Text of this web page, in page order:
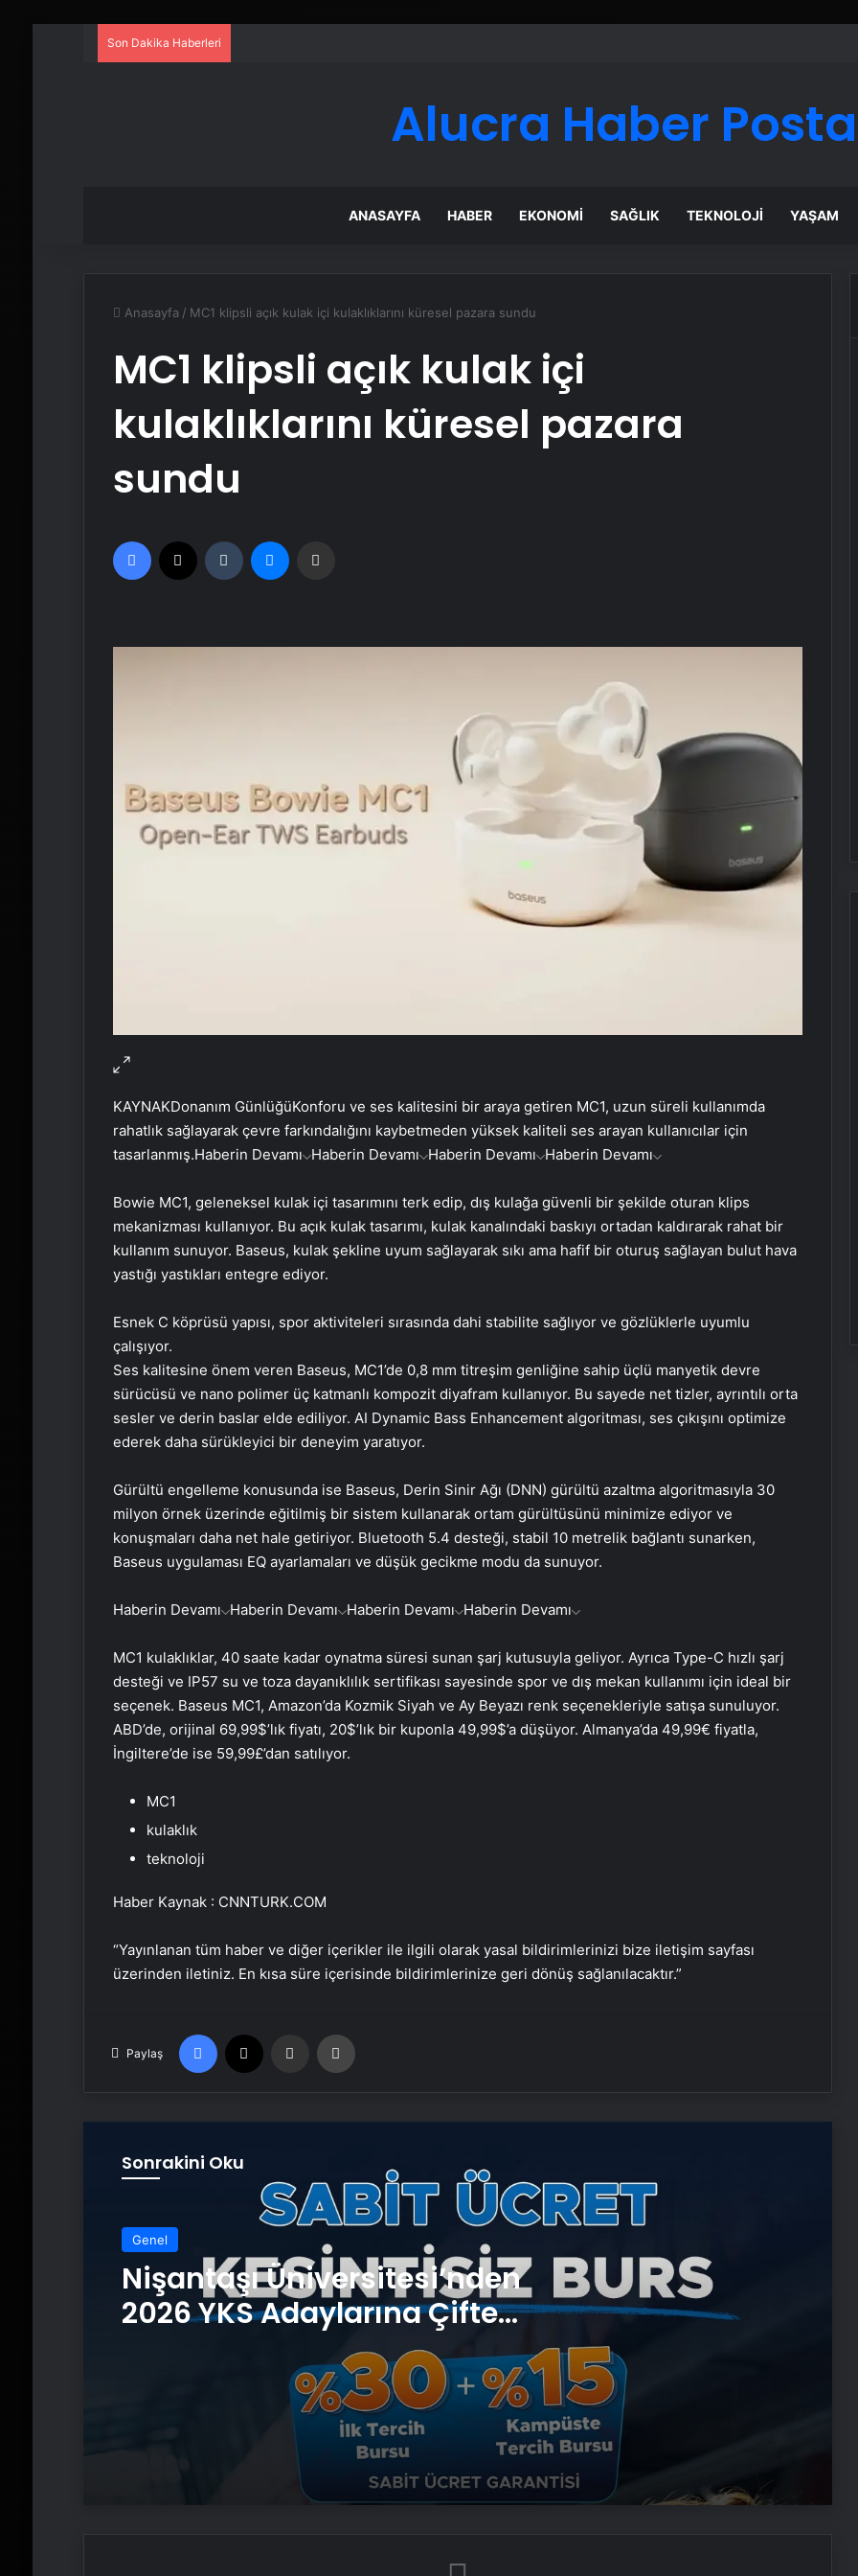
Son Dakika Haberleri
Alucra Haber
ANASAYFA HABER EKONOMI SAĞLIK TEKNOLOJI YAŞAM
Anasayfa / MC1 klipsli açık kulak içi kulaklıklarını küresel pazara sundu
MC1 klipsli açık kulak içi
kulaklıklarını küresel pazara
sundu
Facebook Tumblr
KAYNAKDonanım GünlüğüKonforu ve ses kalitesini bir araya getiren MC1, uzun süreli kullanımda
rahatlık sağlayarak çevre farkındalığını kaybetmeden yüksek kaliteli ses arayan kullanıcılar için
tasarlanmış.Haberin Devamı Haberin Devamı Haberin Devamı Haberin Devamı
Bowie MC1, geleneksel kulak içi tasarımını terk edip, dış kulağa güvenli bir şekilde oturan klips
mekanizması kullanıyor. Bu açık kulak tasarımı, kulak kanalındaki baskıyı ortadan kaldırarak rahat bir
kullanım sunuyor. Baseus, kulak şekline uyum sağlayarak sıkı ama hafif bir oturuş sağlayan bulut hava
yastığı yastıkları entegre ediyor.
Esnek C köprüsü yapısı, spor aktiviteleri sırasında dahi stabilite sağlıyor ve gözlüklerle uyumlu
çalışıyor.
Ses kalitesine önem veren Baseus, MC1’de 0,8 mm titreşim genliğine sahip üçlü manyetik devre
sürücüsü ve nano polimer üç katmanlı kompozit diyafram kullanıyor. Bu sayede net tizler, ayrıntılı orta
sesler ve derin baslar elde ediliyor. AI Dynamic Bass Enhancement algoritması, ses çıkışını optimize
ederek daha sürükleyici bir deneyim yaratıyor.
Gürültü engelleme konusunda ise Baseus, Derin Sinir Ağı (DNN) gürültü azaltma algoritmasıyla 30
milyon örnek üzerinde eğitilmiş bir sistem kullanarak ortam gürültüsünü minimize ediyor ve
konuşmaları daha net hale getiriyor. Bluetooth 5.4 desteği, stabil 10 metrelik bağlantı sunarken,
Baseus uygulaması EQ ayarlamaları ve düşük gecikme modu da sunuyor.
Haberin Devamı Haberin Devamı Haberin Devamı Haberin Devamı
MC1 kulaklıklar, 40 saate kadar oynatma süresi sunan şarj kutusuyla geliyor. Ayrıca Type-C hızlı şarj
desteği ve IP57 su ve toza dayanıklılık sertifikası sayesinde spor ve dış mekan kullanımı için ideal bir
seçenek. Baseus MC1, Amazon’da Kozmik Siyah ve Ay Beyazı renk seçenekleriyle satışa sunuluyor.
ABD’de, orijinal 69,99$’lık fiyatı, 20$’lık bir kuponla 49,99$’a düşüyor. Almanya’da 49,99€ fiyatla,
İngiltere’de ise 59,99£’dan satılıyor.
MC1
kulaklık
teknoloji
Haber Kaynak : CNNTURK.COM
“Yayınlanan tüm haber ve diğer içerikler ile ilgili olarak yasal bildirimlerinizi bize iletişim sayfası
üzerinden iletiniz. En kısa süre içerisinde bildirimlerinize geri dönüş sağlanılacaktır.”
Paylaş
Facebook Email'den paylaş
Sonrakini Oku
Genel
Nişantaşı Üniversitesi’nden
2026 YKS Adaylarına Çifte
Güvence: Sabit Ücret ve
Kesintisiz Burs
Nişantaşı Üniversitesi’nden 2026 YKS
Adaylarına Çifte Güvence: Sabit
Ücret ve Kesintisiz Burs
Dijital Taşımacılık Yazılımı
T Çekmeli Sıvı Sabunluk
Ryzen vds
Bigo Elmas Bayi – Güvenli, Hızlı ve
Uygun Fiyatlı Elmas Satın Almanın
Yeni Adresi
Datahost İle Güvenilir Sunucu
Hizmetleri
Monopompa Nedir?